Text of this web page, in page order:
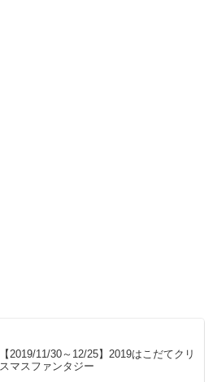
【2019/11/30～12/25】2019はこだてクリ
スマスファンタジー